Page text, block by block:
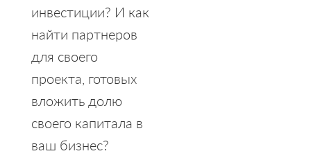
инвестиции? И как
найти партнеров
для своего
проекта, готовых
вложить долю
своего капитала в
ваш бизнес?